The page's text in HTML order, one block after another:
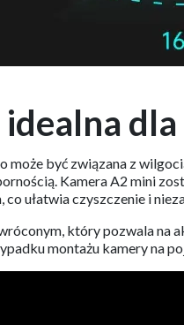
dla
być związana z
Kamera A2 mini
ułatwia czyszczenie i
który pozwala na
montażu kamery na